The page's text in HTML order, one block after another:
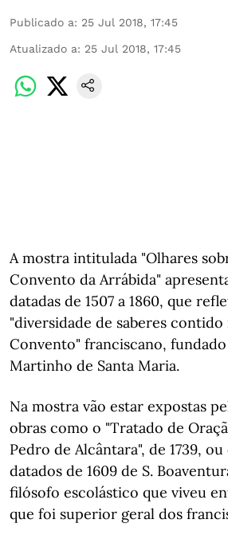
Publicado a: 25 Jul 2018, 17:45
Atualizado a: 25 Jul 2018, 17:45
A mostra intitulada "Olhares
Convento da Arrábida"
datadas de 1507 a 1860, que
"diversidade de saberes
Convento" franciscano,
Martinho de Santa Maria.
Na mostra vão estar expostas
obras como o "Tratado de
Pedro de Alcântara", de 1739,
datados de 1609 de S.
filósofo escolástico que viveu
que foi superior geral dos